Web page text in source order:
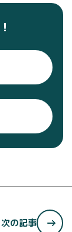
次の記事